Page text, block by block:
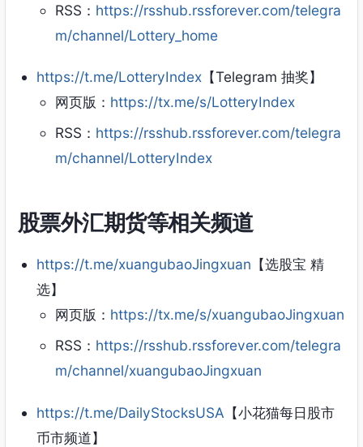
RSS： https://rsshub.rssforever.com/telegra
m/channel/Lottery_home
https://t.me/LotteryIndex 【Telegram 抽奖】
网页版： https://tx.me/s/LotteryIndex
RSS： https://rsshub.rssforever.com/telegra
m/channel/LotteryIndex
股票外汇期货等相关频道
https://t.me/xuangubaoJingxuan 【选股宝 精
选】
网页版： https://tx.me/s/xuangubaoJingxuan
RSS： https://rsshub.rssforever.com/telegra
m/channel/xuangubaoJingxuan
https://t.me/DailyStocksUSA 【小花猫每日股市
币市频道】